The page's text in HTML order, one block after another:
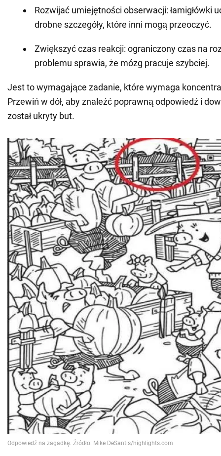
Rozwijać umiejętności obserwacji: łamigłówki
drobne szczegóły, które inni mogą przeoczyć.
Zwiększyć czas reakcji: ograniczony czas na
problemu sprawia, że mózg pracuje szybciej.
Jest to wymagające zadanie, które wymaga
Przewiń w dół, aby znaleźć poprawną odpowiedź i
został ukryty but.